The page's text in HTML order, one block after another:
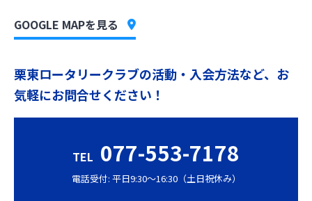
GOOGLE MAPを見る
栗東ロータリークラブの活動・入会方法など、お
気軽にお問合せください！
TEL 077-553-7178
電話受付: 平日9:30〜16:30（土日祝休み）